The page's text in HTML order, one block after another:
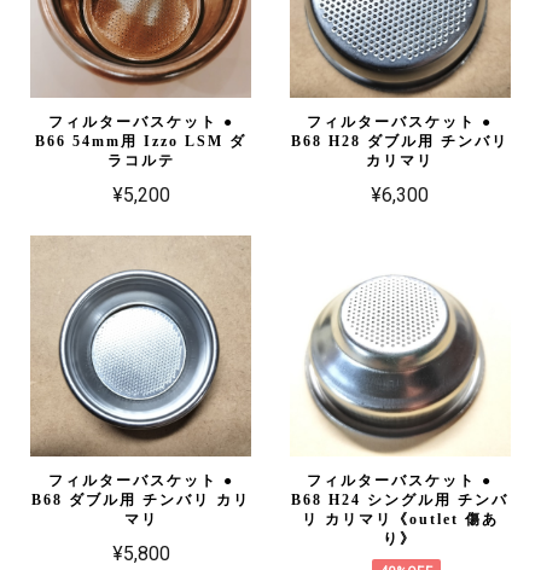
フィルターバスケット ●
B66 54mm用 Izzo LSM ダ
ラコルテ
¥5,200
フィルターバスケット ●
B68 H28 ダブル用 チンバリ
カリマリ
¥6,300
フィルターバスケット ●
B68 ダブル用 チンバリ カリ
マリ
¥5,800
フィルターバスケット ●
B68 H24 シングル用 チンバ
リ カリマリ《outlet 傷あ
り》